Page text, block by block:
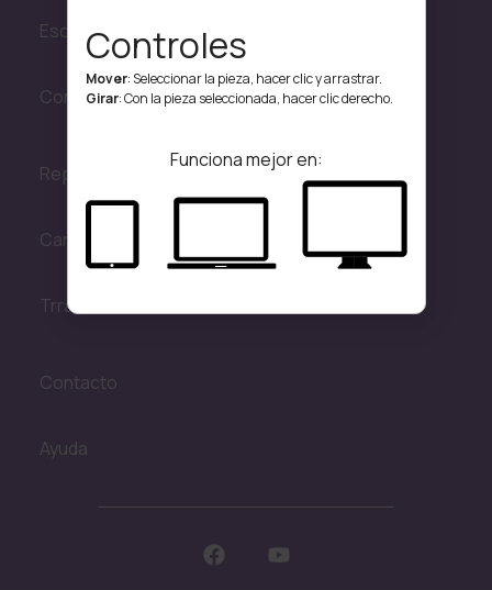
Escuelas y Centros de Investigación
Convocatorias
Repositorio
Canal 23
Trransmisiones en vivo
Contacto
Ayuda
Controles
Mover: Seleccionar la pieza, hacer clic y arrastrar.
Girar: Con la pieza seleccionada, hacer clic derecho.
Funciona mejor en: